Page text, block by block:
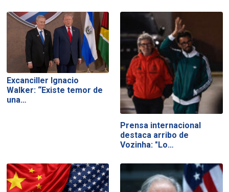
Excanciller Ignacio
Walker: “Existe temor de
una…
Prensa internacional
destaca arribo de
Vozinha: "Lo…